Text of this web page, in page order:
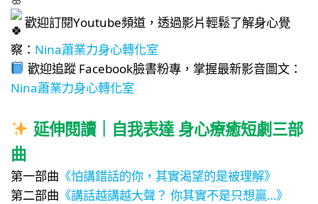
歡迎訂閱Youtube頻道，透過影片輕鬆了解身心覺
察： Nina蕭業力身心轉化室
歡迎追蹤 Facebook臉書粉專，掌握最新影音圖文：
Nina蕭業力身心轉化室
延伸閱讀｜自我表達 身心療癒短劇三部
曲
第一部曲 《怕講錯話的你，其實渴望的是被理解》
第二部曲 《講話越講越大聲？ 你其實不是只想贏…》